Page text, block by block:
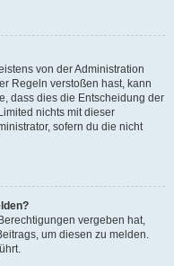
von der Administration
Regeln verstoßen hast, kann
dass dies die Entscheidung der
nichts mit dieser
sofern du die nicht
vergeben hat,
um diesen zu melden.